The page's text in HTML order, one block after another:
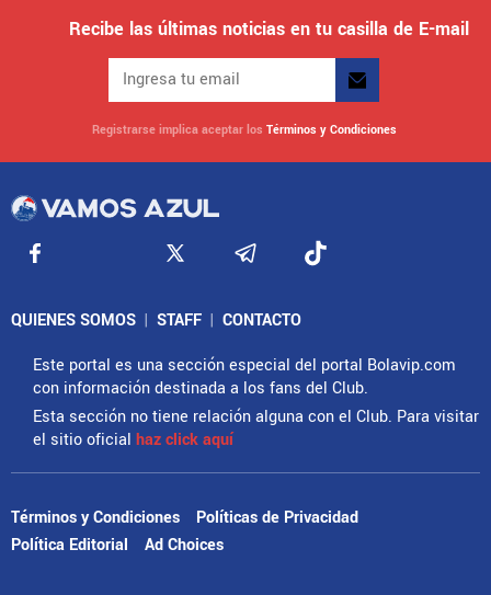
Recibe las últimas noticias en tu casilla de E-mail
Registrarse implica aceptar los Términos y Condiciones
QUIENES SOMOS | STAFF | CONTACTO
Este portal es una sección especial del portal Bolavip.com
con información destinada a los fans del Club.
Esta sección no tiene relación alguna con el Club. Para visitar
el sitio oficial haz click aquí
Términos y Condiciones
Políticas de Privacidad
Política Editorial
Ad Choices